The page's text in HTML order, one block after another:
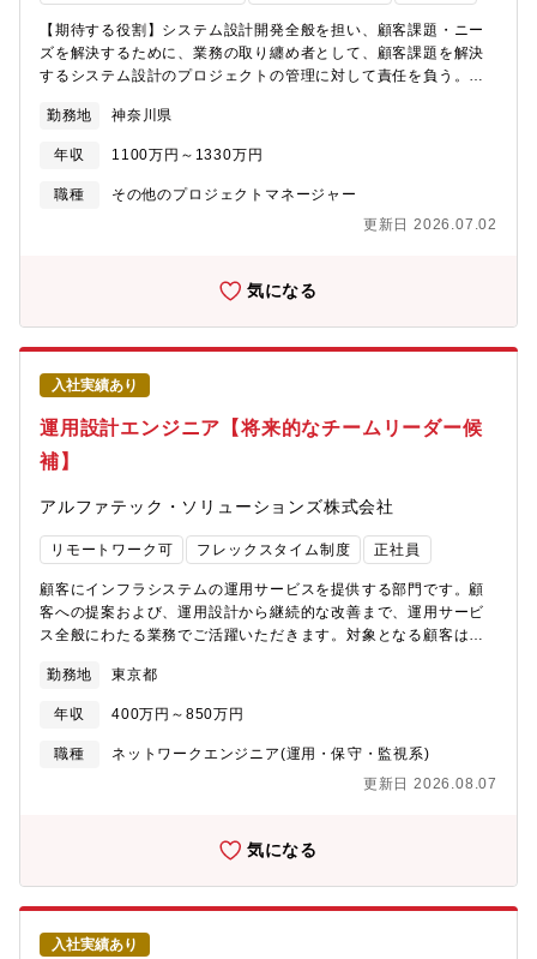
ムの基本設計・アーキテクチャ設計・衛星画像などの宇宙アセッ
トから取得されるセンサーデータ（入力）を、ユーザの課題解決
に資する情報として提供するための処理フロー設計・データ取
得・前処理・解析（AI含む）・可視化・配信までの一連のシステ
ムアーキテクチャの検討■PoC向けプロトタイプシステムの開発・
境の構築・運用（協力会社とチームを組成し推進）・PoCユーザ
からのフィードバック取得、利用ログ・評価結果の分析・分析結
実装、テスト計画立案・実施・リリース後の運用設計、監視設
程度）【募集背景】事業拡大に伴う、組織強化を目的とした増員
まり陸上機械へ、さらには航空・宇宙へと、様々な分野に事業領
域を拡張してきました。そして日本の産業界の一翼を担うリーデ
ィングカンパニーのひとつとして、新しい時代を切り拓いてきて
います。その根底にあるのは「技術をもって社会の発展に貢献す
る」という経営理念です。現在では、各種エネルギーシステム、
物流システム、産業機械、ターボチャージャ、航空エンジン、宇
宙開発機器などの製品分野において、「顧客満足の向上」を企業
活動の中心に置き、お客様の真のニーズに応えるよう事業に取り
組んでいます。もう一つの経営理念が「人材こそが最大かつ唯一
の財産である」です。創造性と意欲のある人材が企業を発展させ
ひとりが活躍できる環境づくりに取り組んでいます。○2020年11
革の取り組みとして「プロジェクトChange」を発表しました。従
来の事業領域の枠を超えた「暮らしの豊かさ」「脱CO2」「防
【期待する役割】システム設計開発全般を担い、顧客課題・ニー
ズを解決するために、業務の取り纏め者として、顧客課題を解決
するシステム設計のプロジェクトの管理に対して責任を負う。要
方針に基づき、開発工程の管理、組織内のメンバーの進捗管理、
収支・資産の管理を行う。防衛省殿向け無線通信システム開発に
おいて、プロジェクトマネージャーとしてシステム開発・開発全
体を取り纏める他、顧客への将来案件に対するシステム提案を取
隊の市場・顧客の要望等を調査し、顧客ニーズに合った製品とサ
リング・プロジェクト管理プログラムマネジメント計画の立案、
開発工程の遵守、開発リソース管理、外部パートナーとのベンダ
管理を実施し、プロジェクト運営を遂行する。③予算編成と原価
計算自身のプロジェクトの予算策定、外部からの調達、コスト管
理を実施し、原価の進捗管理を遂行する。【ポジションの魅力・
やりがい・キャリアパス】・顧客業務の理解や新たな技術活用
（デジタルスキル活用）の視点から、課題の抽出、システム提案
を行い、実際のシステム構築まで一気通貫で経験することが可能
です。・防衛省やその他官公庁をメインの顧客としており、社会
験を通じ、幅広いシステムインテグレーション業務を経験できる
ポジションです。・社会的意義の高い分野でのシステムインテグ
レーション業務に取組むことから、仕事に取組む上でのやりがい
ことが可能となっています。・大規模なPJに携わることができ、
また、日立しか有していない技術や最先端の技術にも触れていた
だくことが可能です。【働く環境】・当該設計部門は約90名体制
であり、社員とグループ会社員は凡そ4：6の割合で構成されてい
れています。・働き方については、出社頻度は多いですが、在宅
め、全国に点在する自衛隊基地への出張があります。【募集背
景】防衛向け無人航空機(UAV)連接システム開発におけるシステム
分野では、自衛隊の有する様々な機種(航空機、車両、艦艇、地上)
業(システム開発や研究開発事業)における事業拡大に伴い、新規プ
勤務地 神奈川県
年収 1100万円～1330万円
職種
その他のプロジェクトマネージャー
更新日 2026.07.02
気になる
入社実績あり
運用設計エンジニア【将来的なチームリーダー候
補】
アルファテック・ソリューションズ株式会社
リモートワーク可 フレックスタイム制度 正社員
顧客にインフラシステムの運用サービスを提供する部門です。顧
客への提案および、運用設計から継続的な改善まで、運用サービ
ス全般にわたる業務でご活躍いただきます。対象となる顧客は、
務内容】《新規インフラ運用設計や既存運用の巻取り、運用改善
業務》■新規導入システムの内容を理解し、運用フェーズにおける
サービス設計の立案■ITシステムの運用整理に向けた現状分析■運
用設計に必要なITインフラの選定、調達、設計■策定した運用設計
などを踏まえた運用改善提案とその実行■品質向上のために実行す
画・立案《デバイスライフサイクルマネジメントに関する業務》■
各種運用フローの設計■各種マスターの作成や改定■資産管理台帳
の整備■キッティング工程の自動化/標準化■ITSMツール連携の設
計■顧客調整（導入計画策定、導入後の課題管理等）【配属部署】
顧客にインフラシステムの運用サービスを提供する部門で、パー
トナー様も含めて50名を超えるエンジニアが所属しています。将
勤務地 東京都
年収 400万円～850万円
職種
ネットワークエンジニア(運用・保守・監視系)
更新日 2026.08.07
気になる
入社実績あり